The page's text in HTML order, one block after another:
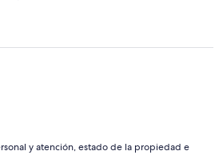
y atención, estado de la propiedad e